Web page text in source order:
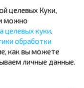
Пуща
- Минск
- Минск
целевых Куки,
можно
целевых куки.
обработки
как вы можете
личные данные.